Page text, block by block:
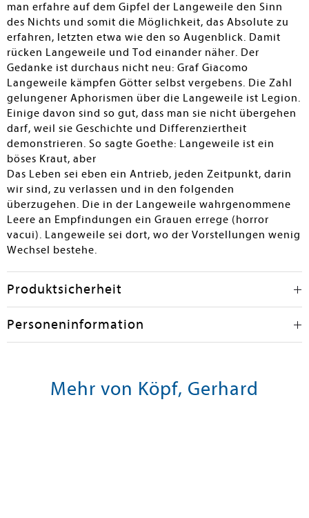
man erfahre auf dem Gipfel der Langeweile den Sinn
des Nichts und somit die Möglichkeit, das Absolute zu
erfahren, letzten etwa wie den so Augenblick. Damit
rücken Langeweile und Tod einander näher. Der
Gedanke ist durchaus nicht neu: Graf Giacomo
Langeweile kämpfen Götter selbst vergebens. Die Zahl
gelungener Aphorismen über die Langeweile ist Legion.
Einige davon sind so gut, dass man sie nicht übergehen
darf, weil sie Geschichte und Differenziertheit
demonstrieren. So sagte Goethe: Langeweile ist ein
böses Kraut, aber
Das Leben sei eben ein Antrieb, jeden Zeitpunkt, darin
wir sind, zu verlassen und in den folgenden
überzugehen. Die in der Langeweile wahrgenommene
Leere an Empfindungen ein Grauen errege (horror
vacui). Langeweile sei dort, wo der Vorstellungen wenig
Wechsel bestehe.
Produktsicherheit
Personeninformation
Mehr von Köpf, Gerhard